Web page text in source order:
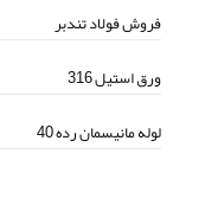
فروش فولاد تندبر
ورق استیل 316
لوله مانیسمان رده 40